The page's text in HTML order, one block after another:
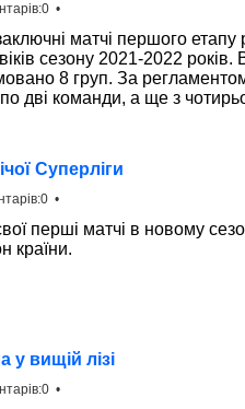
•
матчі першого етапу
сезону 2021-2022 років.
8 груп. За
дві команди, а ще з
Суперліги
•
перші матчі в новому
країни.
у вищій лізі
•